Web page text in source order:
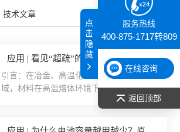
技术文章
应用 | 看见“超疏”的力量：高温接触角测试仪——赋能极限工况材料创新
引言：在冶金、高温化工、航空航天等领
域，材料在高温熔体环境下的腐蚀问题一直
制约着设备寿命与运行安全。近日，一项材
化改性的MgO基浇注料（CNT-MgO）在
服务热线
400-875-1717转809
在线咨询
返回顶部
点
击
隐
藏